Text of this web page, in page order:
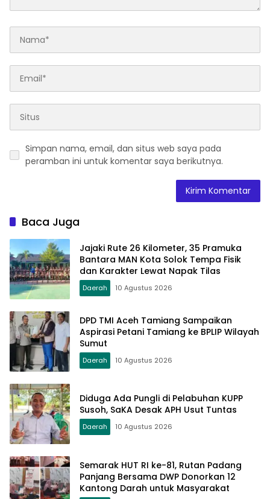
Simpan nama, email, dan situs web saya pada
peramban ini untuk komentar saya berikutnya.
Baca Juga
Jajaki Rute 26 Kilometer, 35 Pramuka
Bantara MAN Kota Solok Tempa Fisik
dan Karakter Lewat Napak Tilas
Daerah 10 Agustus 2026
DPD TMI Aceh Tamiang Sampaikan
Aspirasi Petani Tamiang ke BPLIP Wilayah
Sumut
Daerah 10 Agustus 2026
Diduga Ada Pungli di Pelabuhan KUPP
Susoh, SaKA Desak APH Usut Tuntas
Daerah 10 Agustus 2026
Semarak HUT RI ke-81, Rutan Padang
Panjang Bersama DWP Donorkan 12
Kantong Darah untuk Masyarakat